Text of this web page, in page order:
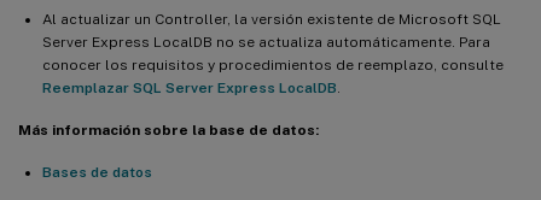
Al actualizar un Controller, la versión existente de Microsoft SQL
Server Express LocalDB no se actualiza automáticamente. Para
conocer los requisitos y procedimientos de reemplazo, consulte
Reemplazar SQL Server Express LocalDB
Más información sobre la base de datos:
Bases de datos